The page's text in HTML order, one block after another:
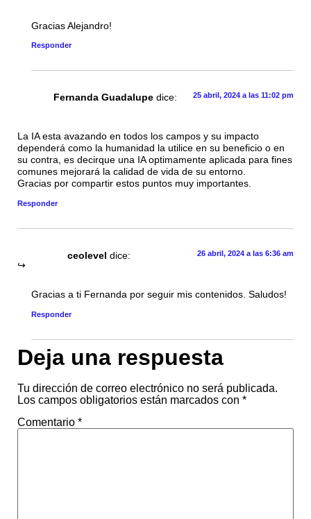
Gracias Alejandro!
Responder
Fernanda Guadalupe dice: 25 abril, 2024 a las 11:02 pm
La IA esta avazando en todos los campos y su impacto
dependerá como la humanidad la utilice en su beneficio o en
su contra, es decirque una IA optimamente aplicada para fines
comunes mejorará la calidad de vida de su entorno.
Gracias por compartir estos puntos muy importantes.
Responder
ceolevel dice: 26 abril, 2024 a las 6:36 am
Gracias a ti Fernanda por seguir mis contenidos. Saludos!
Responder
Deja una respuesta
Tu dirección de correo electrónico no será publicada.
Los campos obligatorios están marcados con *
Comentario *